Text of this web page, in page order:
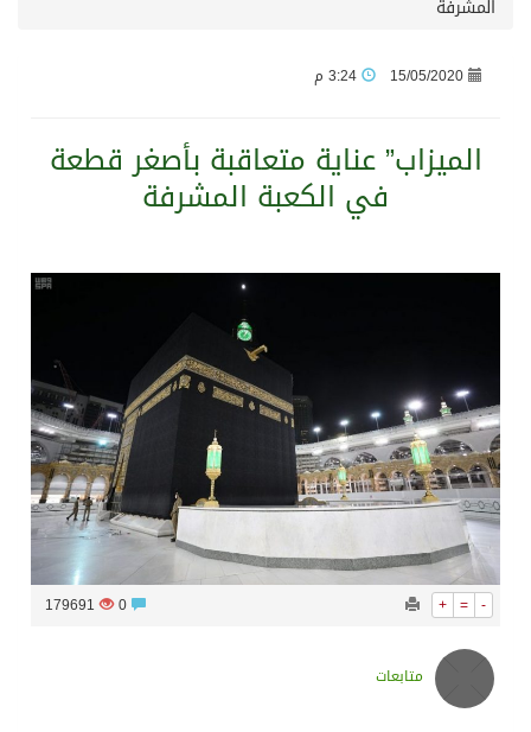
وزارة الحج والعمرة تعلن بدء وصول ضيوف الرحمن إلى المملكة لأداء فريضة الحج
المملكة تؤكد أهمية استمرارية العمليات التشغيلية البحرية وضمان حماية إمدادات الطاقة وسلاسل الإمداد
المحكمة العليا غدٍ الخميس هو المكمل لشهر رمضان
المشرفة
15/05/2020
الميزاب” عناية متعاقبة بأصغر قطعة
في الكعبة المشرفة
+ = -
179691
متابعات